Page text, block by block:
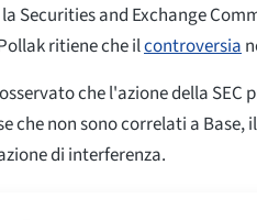
Securities and Exchange
ritiene che ilcontroversia
che l'azione della
che non sono correlati a Base,
di interferenza.